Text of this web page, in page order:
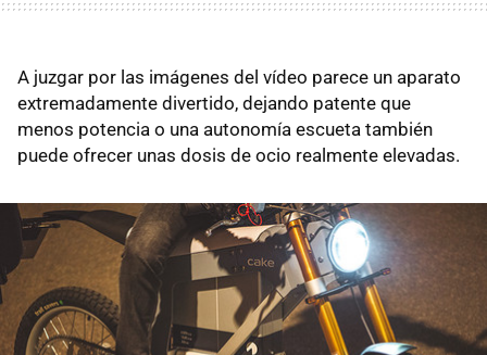
A juzgar por las imágenes del vídeo parece un aparato
extremadamente divertido, dejando patente que
menos potencia o una autonomía escueta también
puede ofrecer unas dosis de ocio realmente elevadas.